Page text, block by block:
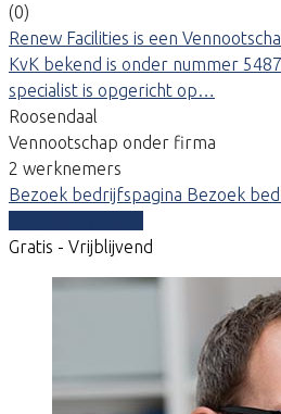
(0)
Renew Facilities is een
KvK bekend is onder nummer
specialist is opgericht op…
Roosendaal
Vennootschap onder firma
2 werknemers
Bezoek bedrijfspagina Bezoek
Gratis - Vrijblijvend